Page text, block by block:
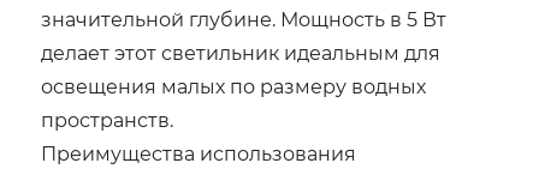
значительной глубине. Мощность в 5 Вт
делает этот светильник идеальным для
освещения малых по размеру водных
пространств.
Преимущества использования